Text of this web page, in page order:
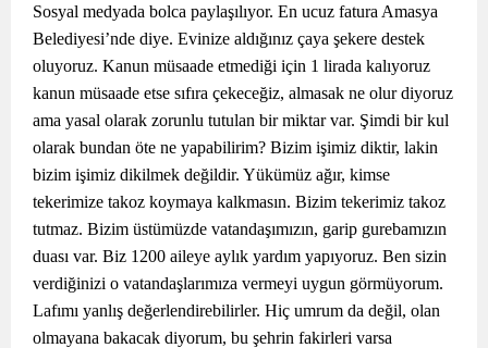
Sosyal medyada bolca paylaşılıyor. En ucuz fatura Amasya
Belediyesi’nde diye. Evinize aldığınız çaya şekere destek
oluyoruz. Kanun müsaade etmediği için 1 lirada kalıyoruz
kanun müsaade etse sıfıra çekeceğiz, almasak ne olur diyoruz
ama yasal olarak zorunlu tutulan bir miktar var. Şimdi bir kul
olarak bundan öte ne yapabilirim? Bizim işimiz diktir, lakin
bizim işimiz dikilmek değildir. Yükümüz ağır, kimse
tekerimize takoz koymaya kalkmasın. Bizim tekerimiz takoz
tutmaz. Bizim üstümüzde vatandaşımızın, garip gurebamızın
duası var. Biz 1200 aileye aylık yardım yapıyoruz. Ben sizin
verdiğinizi o vatandaşlarımıza vermeyi uygun görmüyorum.
Lafımı yanlış değerlendirebilirler. Hiç umrum da değil, olan
olmayana bakacak diyorum, bu şehrin fakirleri varsa